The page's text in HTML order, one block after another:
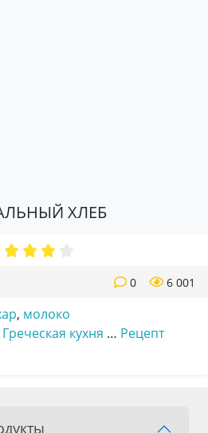
ХЛЕБ
6 001
0
, молоко
Греческая кухня … Рецепт